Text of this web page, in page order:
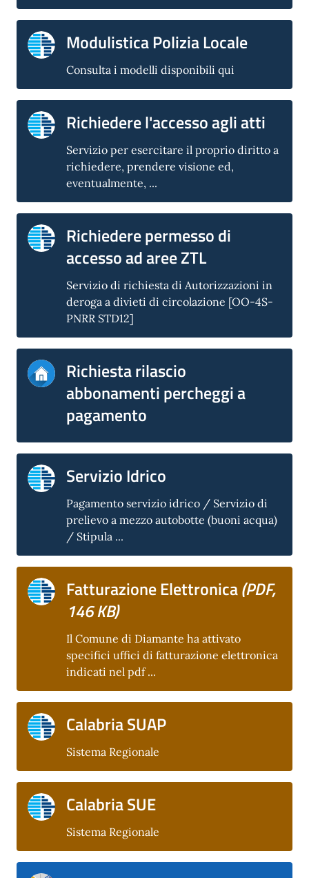
Modulistica Polizia Locale
Consulta i modelli disponibili qui
Richiedere l'accesso agli atti
Servizio per esercitare il proprio diritto a
richiedere, prendere visione ed,
eventualmente, ...
Richiedere permesso di
accesso ad aree ZTL
Servizio di richiesta di Autorizzazioni in
deroga a divieti di circolazione [OO-4S-
PNRR STD12]
Richiesta rilascio
abbonamenti percheggi a
pagamento
Servizio Idrico
Pagamento servizio idrico / Servizio di
prelievo a mezzo autobotte (buoni acqua)
/ Stipula ...
Fatturazione Elettronica(PDF,
146 KB)
Il Comune di Diamante ha attivato
specifici uffici di fatturazione elettronica
indicati nel pdf ...
Calabria SUAP
Sistema Regionale
Calabria SUE
Sistema Regionale